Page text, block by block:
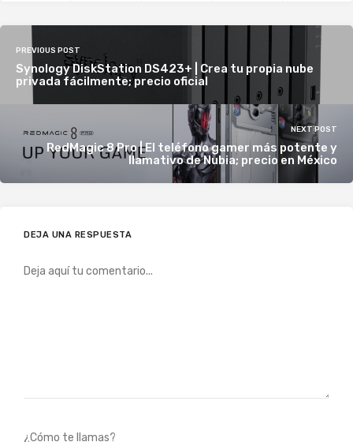
PREVIOUS POST
Synology DiskStation DS423+ | Crea tu propia nube
privada fácilmente; precio oficial
NEXT POST
RedMagic 8 Pro | El teléfono gamer más potente y
llamativo de Nubia; precio en México
DEJA UNA RESPUESTA